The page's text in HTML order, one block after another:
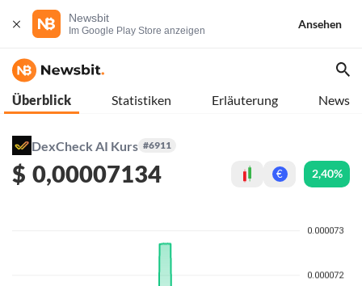
Newsbit
Im Google Play Store anzeigen
Ansehen
Überblick Statistiken Erläuterung News
DexCheck AI Kurs #6911
$ 0,00007134 € 2,40%